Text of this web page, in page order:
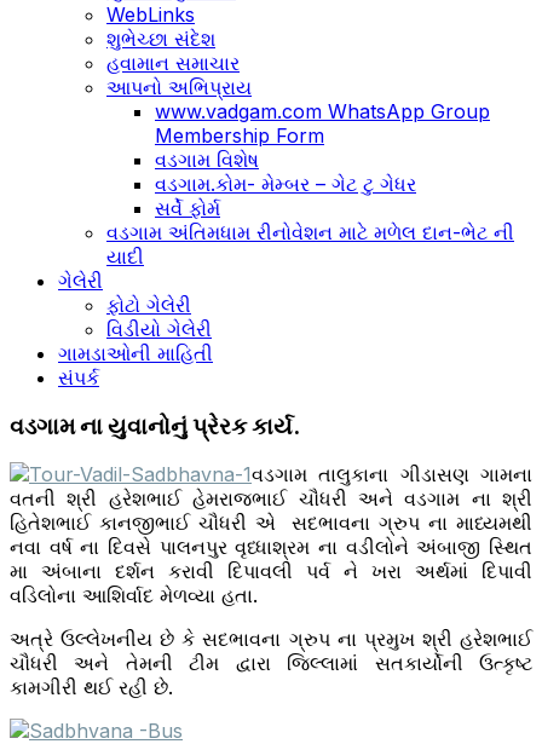
WebLinks
શુભેચ્છા સંદેશ
હવામાન સમાચાર
આપનો અભિપ્રાય
www.vadgam.com WhatsApp Group
Membership Form
વડગામ વિશેષ
વડગામ.કોમ- મેમ્બર – ગેટ ટુ ગેધર
સર્વે ફોર્મ
વડગામ અંતિમધામ રીનોવેશન માટે મળેલ દાન-ભેટ ની
યાદી
ગેલેરી
ફોટો ગેલેરી
વિડીયો ગેલેરી
ગામડાઓની માહિતી
સંપર્ક
વડગામ ના યુવાનોનું પ્રેરક કાર્ય.
વડગામ તાલુકાના ગીડાસણ ગામના
વતની શ્રી હરેશભાઈ હેમરાજભાઈ ચૌધરી અને વડગામ ના શ્રી
હિતેશભાઈ કાનજીભાઈ ચૌધરી એ સદભાવના ગ્રુપ ના માધ્યમથી
નવા વર્ષ ના દિવસે પાલનપુર વૃધ્ધાશ્રમ ના વડીલોને અંબાજી સ્થિત
મા અંબાના દર્શન કરાવી દિપાવલી પર્વ ને ખરા અર્થમાં દિપાવી
વડિલોના આશિર્વાદ મેળવ્યા હતા.
અત્રે ઉલ્લેખનીય છે કે સદભાવના ગ્રુપ ના પ્રમુખ શ્રી હરેશભાઈ
ચૌધરી અને તેમની ટીમ દ્વારા જિલ્લામાં સતકાર્યોની ઉત્કૃષ્ટ
કામગીરી થઈ રહી છે.